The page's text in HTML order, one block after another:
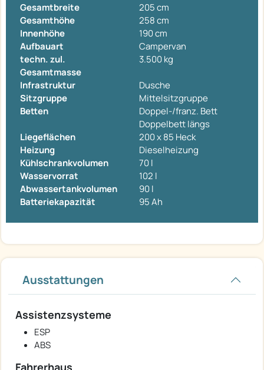
Gesamtbreite
205 cm
Gesamthöhe
258 cm
Innenhöhe
190 cm
Aufbauart
Campervan
techn. zul.
Gesamtmasse
3.500 kg
Infrastruktur
Dusche
Sitzgruppe
Mittelsitzgruppe
Betten
Doppel-/franz. Bett
Doppelbett längs
Liegeflächen
200 x 85 Heck
Heizung
Dieselheizung
Kühlschrankvolumen
70 l
Wasservorrat
102 l
Abwassertankvolumen
90 l
Batteriekapazität
95 Ah
Ausstattungen
Assistenzsysteme
ESP
ABS
Fahrerhaus